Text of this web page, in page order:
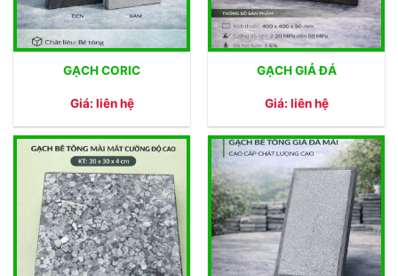
GẠCH CORIC
Giá: liên hệ
GẠCH GIẢ ĐÁ
Giá: liên hệ